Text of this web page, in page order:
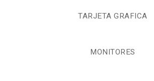
TARJETA GRAFICA
MONITORES